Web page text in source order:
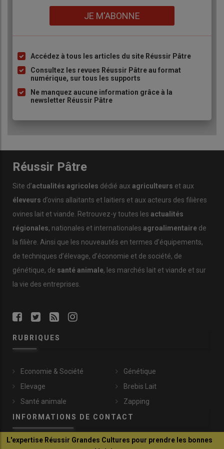
JE M'ABONNE
Liste
à
puce
Accédez à tous les articles du site Réussir Pâtre
Consultez les revues Réussir Pâtre au format
numérique, sur tous les supports
Ne manquez aucune information grâce à la
newsletter Réussir Pâtre
Réussir Pâtre
Site d’actualités agricoles dédié aux agriculteurs et aux
éleveurs d’ovins allaitants et laitiers et aux acteurs des filières
ovines lait et viande. Retrouvez-y toutes les actualités
régionales, nationales et internationales agroalimentaire de
la filière. Ainsi que les nouveautés en termes d’équipements,
de techniques d’élevage, d’économie et de société, de
génétique, de santé animale, les marchés lait et viande et sur
la vie des entreprises.
RUBRIQUES
Economie & Société
Elevage
Santé animale
Génétique
Brebis Lait
Zapping
INFORMATIONS DE CONTACT
L'expertise Réussir Grandes Cultures pour prendre les bonnes